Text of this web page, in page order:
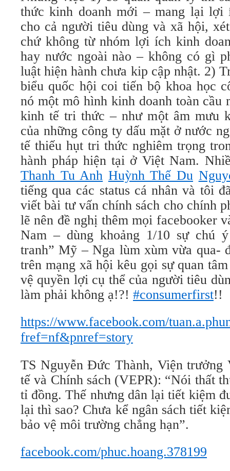
thức kinh doanh mới – mang lại lợi
cho cả người tiêu dùng và xã hội,
chứ không từ nhóm lợi ích kinh
hay nước ngoài nào – không có gì
luật hiện hành chưa kip cập nhật. 2)
biểu quốc hội coi tiến bộ khoa học
nó một mô hình kinh doanh toàn cầu
kinh tế tri thức – như một âm mưu
của những công ty dấu mặt ở nước
tế thiếu hụt tri thức nghiêm trọng
hành pháp hiện tại ở Việt Nam.
Thanh Tu Anh Huỳnh Thế Du
tiếng qua các status cá nhân và tôi
viết bài tư vấn chính sách cho chính
lẽ nên đề nghị thêm mọi facebooker
Nam – dùng khoảng 1/10 sự chú
tranh” Mỹ – Nga lùm xùm vừa qua-
trên mạng xã hội kêu gọi sự quan
vệ quyền lợi cụ thể của người tiêu
làm phải không ạ!?! #consumerfirst!!
https://www.facebook.com/
fref=nf&pnref=story
TS Nguyễn Đức Thành, Viện trưởng
tế và Chính sách (VEPR): “Nói thất
tỉ đồng. Thế nhưng dân lại tiết kiệm
lại thì sao? Chưa kể ngân sách tiết
bảo vệ môi trường chẳng hạn”.
facebook.com/phuc.hoang.378199